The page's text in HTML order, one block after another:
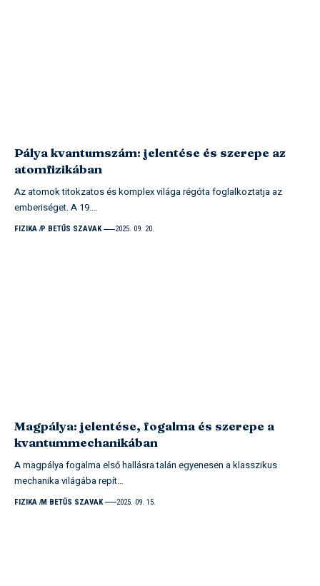
Pálya kvantumszám: jelentése és szerepe az
atomfizikában
Az atomok titokzatos és komplex világa régóta foglalkoztatja az
emberiséget. A 19.…
FIZIKA P BETŰS SZAVAK 2025. 09. 20.
Magpálya: jelentése, fogalma és szerepe a
kvantummechanikában
A magpálya fogalma első hallásra talán egyenesen a klasszikus
mechanika világába repít…
FIZIKA M BETŰS SZAVAK 2025. 09. 15.